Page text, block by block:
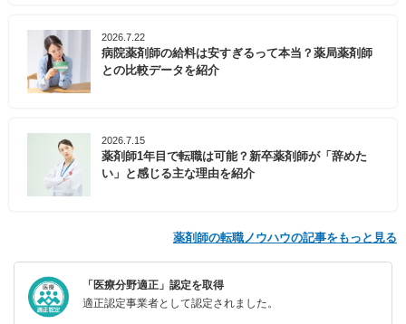
2026.7.22
病院薬剤師の給料は安すぎるって本当？薬局薬剤師
との比較データを紹介
2026.7.15
薬剤師1年目で転職は可能？新卒薬剤師が「辞めた
い」と感じる主な理由を紹介
薬剤師の転職ノウハウの記事をもっと見る
「医療分野適正」認定を取得
適正認定事業者として認定されました。